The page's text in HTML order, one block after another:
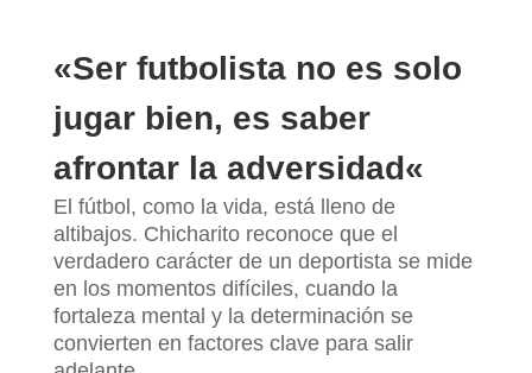
«Ser futbolista no es solo
jugar bien, es saber
afrontar la adversidad«
El fútbol, como la vida, está lleno de
altibajos. Chicharito reconoce que el
verdadero carácter de un deportista se mide
en los momentos difíciles, cuando la
fortaleza mental y la determinación se
convierten en factores clave para salir